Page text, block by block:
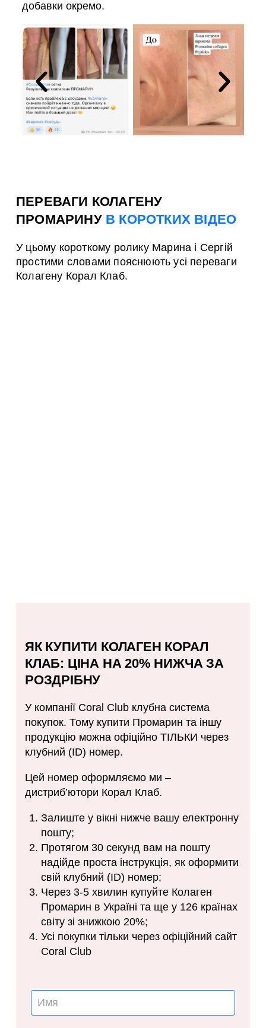
добавки окремо.
ПЕРЕВАГИ КОЛАГЕНУ
ПРОМАРИНУВ КОРОТКИХ ВІДЕО
У цьому короткому ролику Марина і Сергій
простими словами пояснюють усі переваги
Колагену Корал Клаб.
ЯК КУПИТИ КОЛАГЕН КОРАЛ
КЛАБ: ЦІНА НА 20% НИЖЧА ЗА
РОЗДРІБНУ
У компанії Coral Club клубна система
покупок. Тому купити Промарин та іншу
продукцію можна офіційно ТІЛЬКИ через
клубний (ID) номер.
Цей номер оформляємо ми –
дистриб’ютори Корал Клаб.
Залиште у вікні нижче вашу електронну
пошту;
Протягом 30 секунд вам на пошту
надійде проста інструкція, як оформити
свій клубний (ID) номер;
Через 3-5 хвилин купуйте Колаген
Промарин в Україні та ще у 126 країнах
світу зі знижкою 20%;
Усі покупки тільки через офіційний сайт
Coral Club